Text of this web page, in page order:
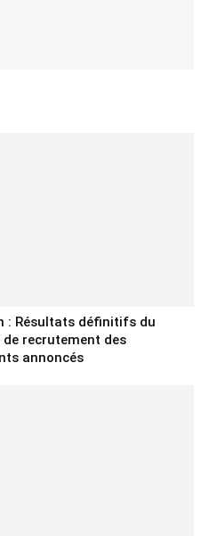
: Résultats définitifs du
recrutement des
annoncés